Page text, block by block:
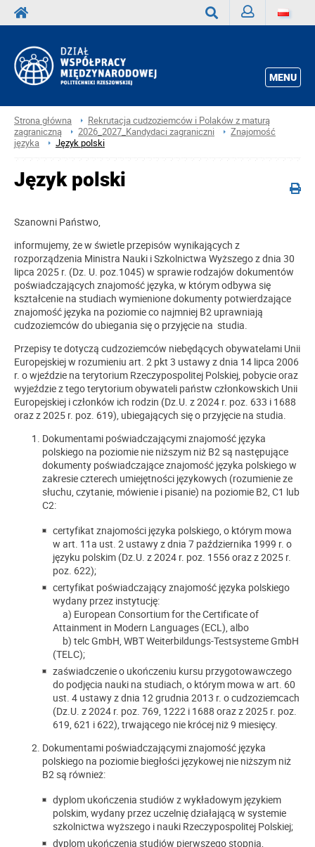
MENU
Strona główna
Rekrutacja cudzoziemców i Polaków z maturą
zagraniczną
2026_2027_Kandydaci zagraniczni
Znajomość
języka
Język polski
Język polski
Szanowni Państwo,
informujemy, że w świetle przepisów wynikających z
rozporządzenia Ministra Nauki i Szkolnictwa Wyższego z dnia 30
lipca 2025 r. (Dz. U. poz.1045) w sprawie rodzajów dokumentów
poświadczających znajomość języka, w którym odbywa się
kształcenie na studiach wymienione dokumenty potwierdzające
znajomość języka na poziomie co najmniej B2 uprawniają
cudzoziemców do ubiegania się o przyjęcie na studia.
Przepisy te dotyczą cudzoziemców niebędących obywatelami Unii
Europejskiej w rozumieniu art. 2 pkt 3 ustawy z dnia 14 lipca 2006
r. o wjeździe na terytorium Rzeczypospolitej Polskiej, pobycie oraz
wyjeździe z tego terytorium obywateli państw członkowskich Unii
Europejskiej i członków ich rodzin (Dz.U. z 2024 r. poz. 633 i 1688
oraz z 2025 r. poz. 619), ubiegających się o przyjęcie na studia.
Dokumentami poświadczającymi znajomość języka
polskiego na poziomie nie niższym niż B2 są następujące
dokumenty poświadczające znajomość języka polskiego w
zakresie czterech umiejętności językowych (rozumienie ze
słuchu, czytanie, mówienie i pisanie) na poziomie B2, C1 lub
C2:
certyfikat znajomości języka polskiego, o którym mowa
w art. 11a ust. 2 ustawy z dnia 7 października 1999 r. o
języku polskim (Dz.U. z 2024 r. poz. 1556 oraz z 2025 r.
poz. 622);
certyfikat poświadczający znajomość języka polskiego
wydany przez instytucję:
a) European Consortium for the Certificate of
Attainment in Modern Languages (ECL), albo
b) telc GmbH, WBT Weiterbildungs-Testsysteme GmbH
(TELC);
zaświadczenie o ukończeniu kursu przygotowawczego
do podjęcia nauki na studiach, o którym mowa w art. 60
ust. 4 ustawy z dnia 12 grudnia 2013 r. o cudzoziemcach
(Dz.U. z 2024 r. poz. 769, 1222 i 1688 oraz z 2025 r. poz.
619, 621 i 622), trwającego nie krócej niż 9 miesięcy.
Dokumentami poświadczającymi znajomość języka
polskiego na poziomie biegłości językowej nie niższym niż
B2 są również:
dyplom ukończenia studiów z wykładowym językiem
polskim, wydany przez uczelnię działającą w systemie
szkolnictwa wyższego i nauki Rzeczypospolitej Polskiej;
dyplom ukończenia studiów pierwszego stopnia,